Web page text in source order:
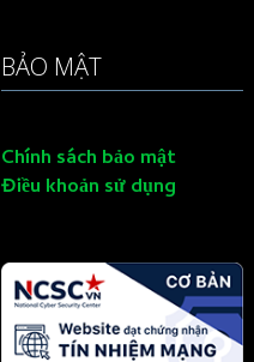
BẢO MẬT
Chính sách bảo mật
Điều khoản sử dụng